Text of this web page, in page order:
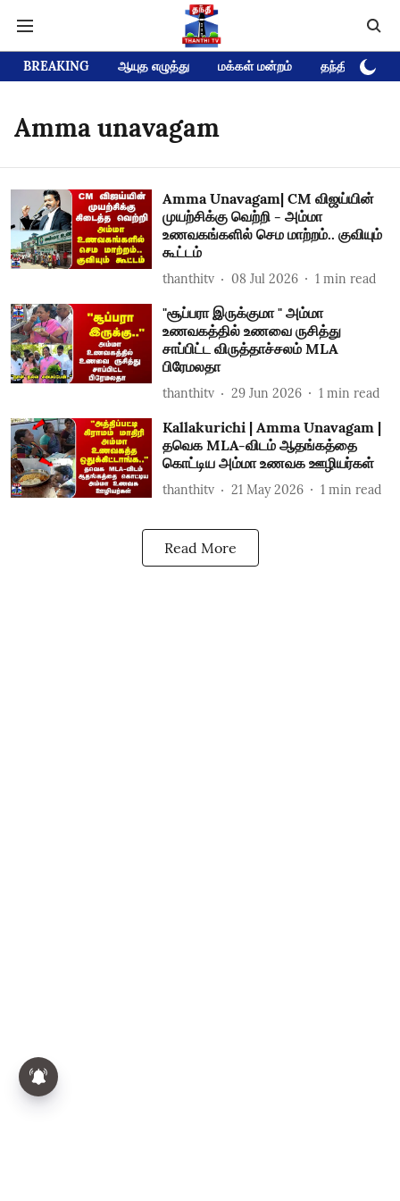
BREAKING ஆயுத எழுத்து மக்கள் மன்றம் தந்தி டிவி
Amma unavagam
Amma Unavagam| CM விஜய்யின்
முயற்சிக்கு வெற்றி - அம்மா
உணவகங்களில் செம மாற்றம்.. குவியும்
கூட்டம்
thanthitv 08 Jul 2026 1 min read
"சூப்பரா இருக்குமா " அம்மா
உணவகத்தில் உணவை ருசித்து
சாப்பிட்ட விருத்தாச்சலம் MLA
பிரேமலதா
thanthitv 29 Jun 2026 1 min read
Kallakurichi | Amma Unavagam |
தவெக MLA-விடம் ஆதங்கத்தை
கொட்டிய அம்மா உணவக ஊழியர்கள்
thanthitv 21 May 2026 1 min read
Read More